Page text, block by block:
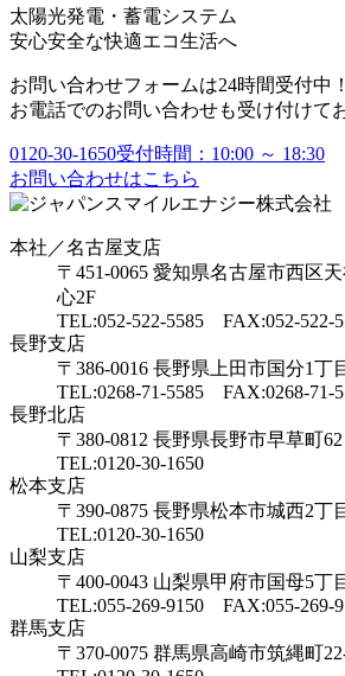
太陽光発電・蓄電システム
安心安全な快適エコ生活へ
お問い合わせフォームは24時間受付中！
お電話でのお問い合わせも受け付けて
0120-30-1650受付時間：10:00 ～ 18:30
お問い合わせはこちら
本社／名古屋支店
〒451-0065 愛知県名古屋市西区
心2F
TEL:052-522-5585 FAX:052-522-
長野支店
〒386-0016 長野県上田市国分1丁
TEL:0268-71-5585 FAX:0268-71-
長野北店
〒380-0812 長野県長野市早草町
TEL:0120-30-1650
松本支店
〒390-0875 長野県松本市城西2丁
TEL:0120-30-1650
山梨支店
〒400-0043 山梨県甲府市国母5丁
TEL:055-269-9150 FAX:055-269-
群馬支店
〒370-0075 群馬県高崎市筑縄町